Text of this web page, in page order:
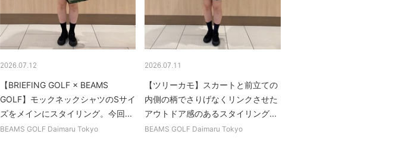
2026.07.12
【BRIEFING GOLF × BEAMS
GOLF】モックネックシャツのSサイ
ズをメインにスタイリング。今回...
BEAMS GOLF Daimaru Tokyo
2026.07.11
【ツリーカモ】スカートと前立ての
内側の柄でさりげなくリンクさせた
アウトドア感のあるスタイリング...
BEAMS GOLF Daimaru Tokyo